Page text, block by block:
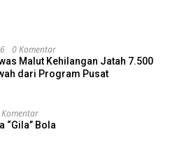
0 Komentar
Malut Kehilangan Jatah 7.500
dari Program Pusat
“Gila” Bola